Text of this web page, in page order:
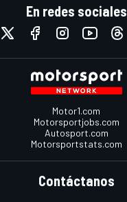
En redes sociales
Motor1.com
Motorsportjobs.com
Autosport.com
Motorsportstats.com
Contáctanos